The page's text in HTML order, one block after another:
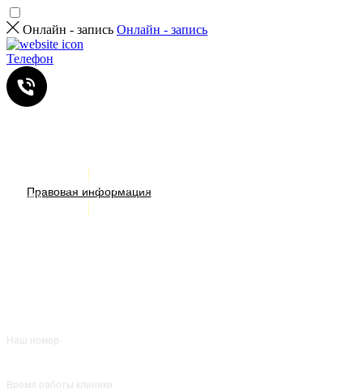
Правовая информация
Акции
Наш номер
Время работы клиники
ИМЕЮТСЯ ПРОТИВОПОКАЗАНИЯ. НЕОБХОДИМА
КОНСУЛЬТАЦИЯ СПЕЦИАЛИСТА
Онлайн - запись Онлайн - запись
Телефон